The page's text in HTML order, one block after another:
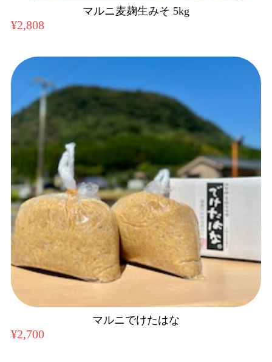
マルニ麦麹生みそ 5kg
¥2,808
マルニでけたはな
¥2,700